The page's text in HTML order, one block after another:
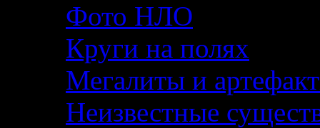
Фото НЛО
Круги на полях
Мегалиты и
Неизвестные